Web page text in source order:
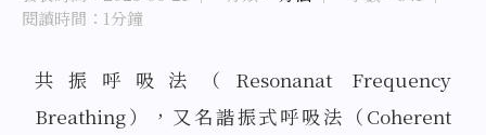
閱讀時間：1分鐘
共振呼吸法（Resonanat Frequency
Breathing），又名諧振式呼吸法（Coherent